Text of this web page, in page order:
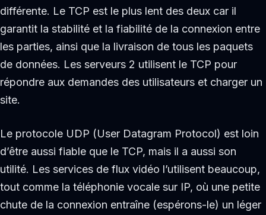
différente. Le TCP est le plus lent des deux car il
garantit la stabilité et la fiabilité de la connexion entre
les parties, ainsi que la livraison de tous les paquets
de données. Les serveurs 2 utilisent le TCP pour
répondre aux demandes des utilisateurs et charger un
site.
Le protocole UDP (User Datagram Protocol) est loin
d’être aussi fiable que le TCP, mais il a aussi son
utilité. Les services de flux vidéo l’utilisent beaucoup,
tout comme la téléphonie vocale sur IP, où une petite
chute de la connexion entraîne (espérons-le) un léger